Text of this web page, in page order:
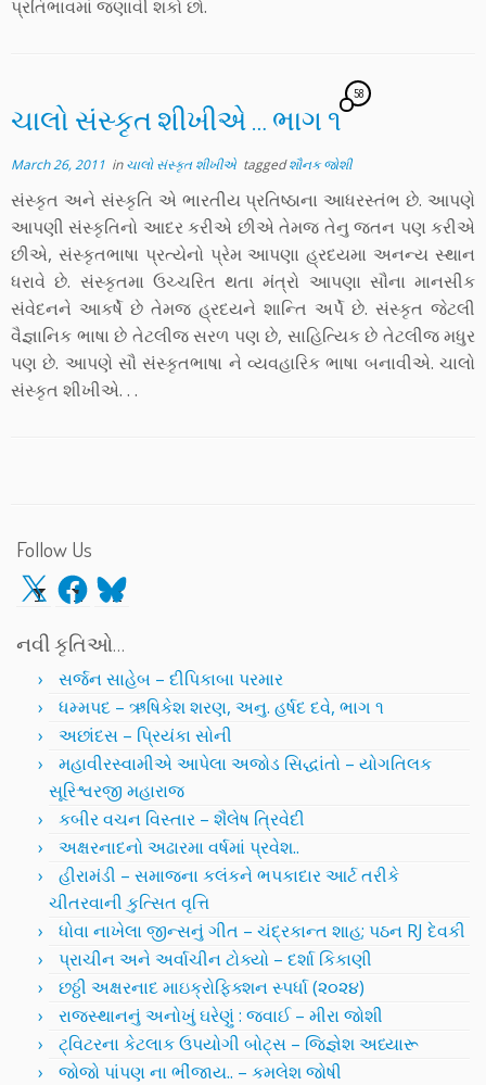
પ્રતિભાવમાં જણાવી શકો છો.
ચાલો સંસ્કૃત શીખીએ … ભાગ ૧
58
March 26, 2011 inચાલો સંસ્કૃત શીખીએ taggedશૌનક જોશી
સંસ્કૃત અને સંસ્કૃતિ એ ભારતીય પ્રતિષ્ઠાના આધરસ્તંભ છે. આપણે
આપણી સંસ્કૃતિનો આદર કરીએ છીએ તેમજ તેનુ જતન પણ કરીએ
છીએ, સંસ્કૃતભાષા પ્રત્યેનો પ્રેમ આપણા હ્રદયમા અનન્ય સ્થાન
ધરાવે છે. સંસ્કૃતમા ઉચ્ચરિત થતા મંત્રો આપણા સૌના માનસીક
સંવેદનને આકર્ષે છે તેમજ હ્રદયને શાન્તિ અર્પે છે. સંસ્કૃત જેટલી
વૈજ્ઞાનિક ભાષા છે તેટલીજ સરળ પણ છે, સાહિત્યિક છે તેટલીજ મધુર
પણ છે. આપણે સૌ સંસ્કૃતભાષા ને વ્યવહારિક ભાષા બનાવીએ. ચાલો
સંસ્કૃત શીખીએ. . .
Follow Us
X Facebook
Bluesky
નવી કૃતિઓ…
સર્જન સાહેબ – દીપિકાબા પરમાર
ધમ્મપદ – ઋષિકેશ શરણ, અનુ. હર્ષદ દવે, ભાગ ૧
અછાંદસ – પ્રિયંકા સોની
મહાવીરસ્વામીએ આપેલા અજોડ સિદ્ધાંતો – યોગતિલક
સૂરિશ્વરજી મહારાજ
કબીર વચન વિસ્તાર – શૈલેષ ત્રિવેદી
અક્ષરનાદનો અઢારમા વર્ષમાં પ્રવેશ..
હીરામંડી – સમાજના કલંકને ભપકાદાર આર્ટ તરીકે
ચીતરવાની કુત્સિત વૃત્તિ
ધોવા નાખેલા જીન્સનું ગીત – ચંદ્રકાન્ત શાહ; પઠન RJ દેવકી
પ્રાચીન અને અર્વાચીન ટોક્યો – દર્શા કિકાણી
છઠ્ઠી અક્ષરનાદ માઇક્રોફિક્શન સ્પર્ધા (૨૦૨૪)
રાજસ્થાનનું અનોખું ઘરેણું : જવાઈ – મીરા જોશી
ટ્વિટરના કેટલાક ઉપયોગી બોટ્સ – જિજ્ઞેશ અધ્યારૂ
જોજો પાંપણ ના ભીંજાય.. – કમલેશ જોષી